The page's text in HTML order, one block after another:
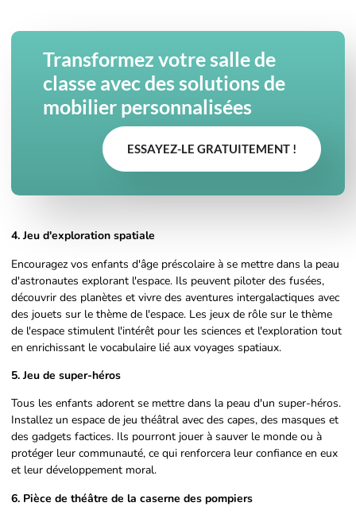
Transformez votre salle de
classe avec des solutions de
mobilier personnalisées
ESSAYEZ-LE GRATUITEMENT !
4. Jeu d'exploration spatiale
Encouragez vos enfants d'âge préscolaire à se mettre dans la peau
d'astronautes explorant l'espace. Ils peuvent piloter des fusées,
découvrir des planètes et vivre des aventures intergalactiques avec
des jouets sur le thème de l'espace. Les jeux de rôle sur le thème
de l'espace stimulent l'intérêt pour les sciences et l'exploration tout
en enrichissant le vocabulaire lié aux voyages spatiaux.
5. Jeu de super-héros
Tous les enfants adorent se mettre dans la peau d'un super-héros.
Installez un espace de jeu théâtral avec des capes, des masques et
des gadgets factices. Ils pourront jouer à sauver le monde ou à
protéger leur communauté, ce qui renforcera leur confiance en eux
et leur développement moral.
6. Pièce de théâtre de la caserne des pompiers